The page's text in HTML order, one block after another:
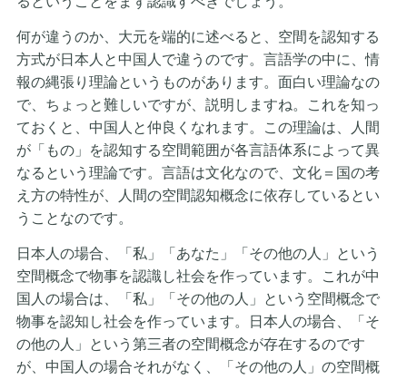
何が違うのか、大元を端的に述べると、空間を認知する
方式が日本人と中国人で違うのです。言語学の中に、情
報の縄張り理論というものがあります。面白い理論なの
で、ちょっと難しいですが、説明しますね。これを知っ
ておくと、中国人と仲良くなれます。この理論は、人間
が「もの」を認知する空間範囲が各言語体系によって異
なるという理論です。言語は文化なので、文化＝国の考
え方の特性が、人間の空間認知概念に依存しているとい
うことなのです。
日本人の場合、「私」「あなた」「その他の人」という
空間概念で物事を認識し社会を作っています。これが中
国人の場合は、「私」「その他の人」という空間概念で
物事を認知し社会を作っています。日本人の場合、「そ
の他の人」という第三者の空間概念が存在するのです
が、中国人の場合それがなく、「その他の人」の空間概